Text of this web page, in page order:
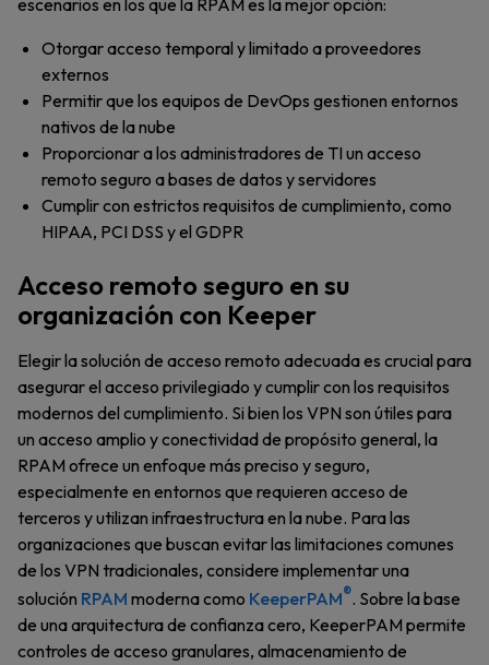
escenarios en los que la RPAM es la mejor opción:
Otorgar acceso temporal y limitado a proveedores
externos
Permitir que los equipos de DevOps gestionen entornos
nativos de la nube
Proporcionar a los administradores de TI un acceso
remoto seguro a bases de datos y servidores
Cumplir con estrictos requisitos de cumplimiento, como
HIPAA, PCI DSS y el GDPR
Acceso remoto seguro en su
organización con Keeper
Elegir la solución de acceso remoto adecuada es crucial para
asegurar el acceso privilegiado y cumplir con los requisitos
modernos del cumplimiento. Si bien los VPN son útiles para
un acceso amplio y conectividad de propósito general, la
RPAM ofrece un enfoque más preciso y seguro,
especialmente en entornos que requieren acceso de
terceros y utilizan infraestructura en la nube. Para las
organizaciones que buscan evitar las limitaciones comunes
de los VPN tradicionales, considere implementar una
solución RPAM moderna como KeeperPAM®. Sobre la base
de una arquitectura de confianza cero, KeeperPAM permite
controles de acceso granulares, almacenamiento de